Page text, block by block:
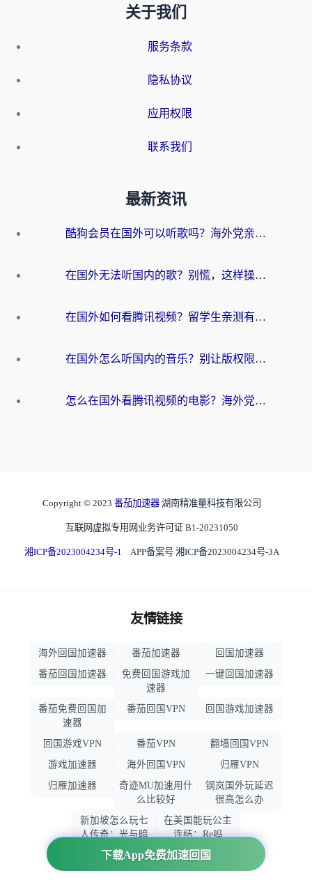
关于我们
服务条款
隐私协议
应用权限
联系我们
最新资讯
酷狗会员在国外可以听歌吗？海外党亲测有效：3步解决音乐权限难题
在国外无法听国内的歌？别慌，这样操作就能畅听QQ音乐（附亲测加速器推荐）
在国外如何看腾讯视频？留学生亲测有效的回国加速方案
在国外怎么听国内的音乐？别让版权限制断了你的华语歌单
怎么在国外看腾讯视频的电影？海外党亲测有效的回国加速指南
下载App免费加速回国
Copyright © 2023 番茄加速器 湖南精准量科技有限公司
互联网虚拟专用网业务许可证 B1-20231050
湘ICP备2023004234号-1 APP备案号 湘ICP备2023004234号-3A
友情链接
海外回国加速器 番茄加速器
回国加速器
番茄回国加速器
免费回国游戏加
速器
一键回国加速器
番茄免费回国加
速器
番茄回国VPN 回国游戏加速器
回国游戏VPN 番茄VPN
翻墙回国VPN
游戏加速器
海外回国VPN
归雁VPN
归雁加速器
奇迹MU加速用什
么比较好
钢岚国外玩延迟
很高怎么办
新加坡怎么玩七
人传奇：光与暗
之交战
在美国能玩公主
连结：Re吗